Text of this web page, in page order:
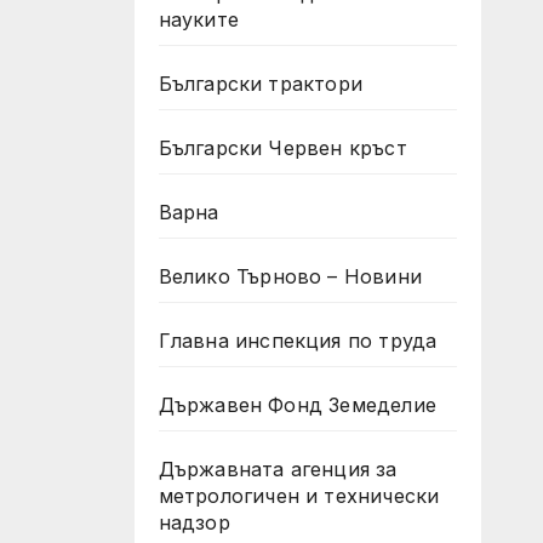
науките
Български трактори
Български Червен кръст
Варна
Велико Търново – Новини
Главна инспекция по труда
Държавен Фонд Земеделие
Държавната агенция за
метрологичен и технически
надзор